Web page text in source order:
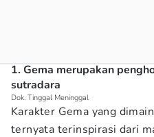
1. Gema merupakan
sutradara
Dok. Tinggal Meninggal
Karakter Gema yang
ternyata terinspirasi dari